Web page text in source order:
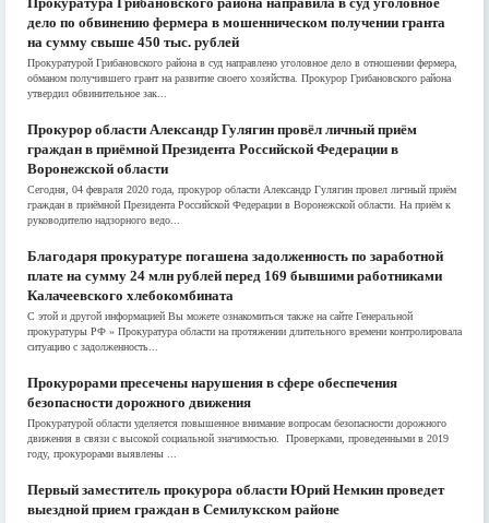
дело по обвинению фермера в мошенническом получении гранта
на сумму свыше 450 тыс. рублей
Прокуратурой Грибановского района в суд направлено уголовное дело в отношении фермера,
обманом получившего грант на развитие своего хозяйства. Прокурор Грибановского района
утвердил обвинительное зак...
Прокурор области Александр Гулягин провёл личный приём
граждан в приёмной Президента Российской Федерации в
Воронежской области
Сегодня, 04 февраля 2020 года, прокурор области Александр Гулягин провел личный приём
граждан в приёмной Президента Российской Федерации в Воронежской области. На приём к
руководителю надзорного ведо...
Благодаря прокуратуре погашена задолженность по заработной
плате на сумму 24 млн рублей перед 169 бывшими работниками
Калачеевского хлебокомбината
С этой и другой информацией Вы можете ознакомиться также на сайте Генеральной
прокуратуры РФ » Прокуратура области на протяжении длительного времени контролировала
ситуацию с задолженность...
Прокурорами пресечены нарушения в сфере обеспечения
безопасности дорожного движения
Прокуратурой области уделяется повышенное внимание вопросам безопасности дорожного
движения в связи с высокой социальной значимостью. Проверками, проведенными в 2019
году, прокурорами выявлены ...
Первый заместитель прокурора области Юрий Немкин проведет
выездной прием граждан в Семилукском районе